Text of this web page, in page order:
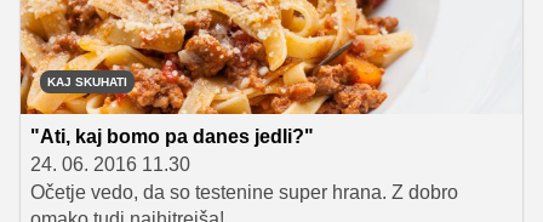
KAJ SKUHATI
"Ati, kaj bomo pa danes jedli?"
24. 06. 2016 11.30
Očetje vedo, da so testenine super hrana. Z dobro